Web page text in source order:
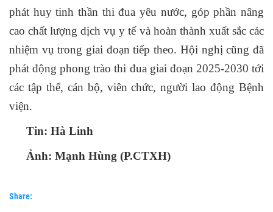
phát huy tinh thần thi đua yêu nước, góp phần nâng
cao chất lượng dịch vụ y tế và hoàn thành xuất sắc các
nhiệm vụ trong giai đoạn tiếp theo. Hội nghị cũng đã
phát động phong trào thi đua giai đoạn 2025-2030 tới
các tập thể, cán bộ, viên chức, người lao động Bệnh
viện.
Tin: Hà Linh
Ảnh: Mạnh Hùng (P.CTXH)
Share: